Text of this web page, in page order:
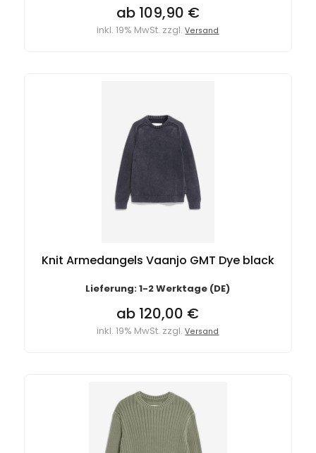
ab 109,90 €
inkl. 19% MwSt. zzgl.Versand
Knit Armedangels Vaanjo GMT Dye black
Lieferung: 1-2 Werktage (DE)
ab 120,00 €
inkl. 19% MwSt. zzgl.Versand